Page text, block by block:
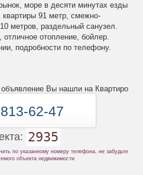
море в десяти минутах езды
91 метр, смежно-
метров, раздельный санузел.
отопление, бойлер.
подробности по телефону.
Вы нашли на Квартиро
62-47
2935
по указанному номеру телефона, не забудьте
объекта недвижимости